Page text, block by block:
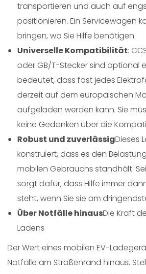
transportieren und auch auf
positionieren. Ein Servicewagen
bringen, wo Sie Hilfe benötigen.
Universelle Kompatibilität:
oder GB/T-Stecker sind optional
bedeutet, dass fast jedes
derzeit auf dem europäischen
aufgeladen werden kann. Sie
keine Gedanken über die
Robust und zuverlässigDieses
konstruiert, dass es den
mobilen Gebrauchs standhält.
sorgt dafür, dass Hilfe immer
steht, wenn Sie sie am
Über Notfälle hinausDie Kraft
Ladens
Der Wert eines mobilen EV-
Notfälle am Straßenrand hinaus.